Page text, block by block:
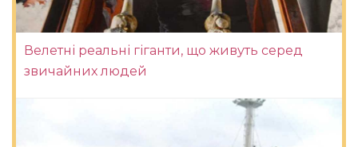
Велетні реальні гіганти, що живуть серед
звичайних людей